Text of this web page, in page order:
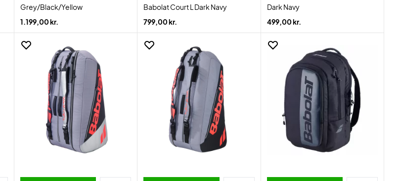
Grey/Black/Yellow
1.199,00 kr.
Babolat Court L Dark Navy
799,00 kr.
Dark Navy
499,00 kr.